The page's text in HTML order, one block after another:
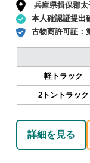
兵庫県揖保郡
本人確認証提出
古物商許可証：
軽トラック
2トントラック
詳細を見る